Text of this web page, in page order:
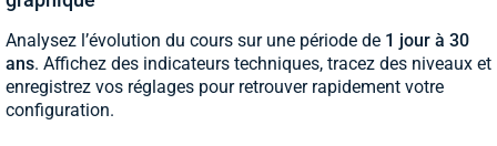
Analysez l’évolution du cours sur une période de 1 jour à 30
ans. Affichez des indicateurs techniques, tracez des niveaux et
enregistrez vos réglages pour retrouver rapidement votre
configuration.